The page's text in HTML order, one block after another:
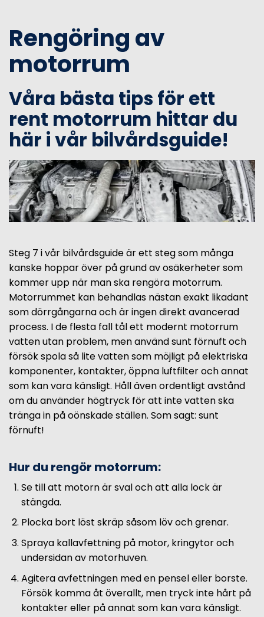
Rengöring av
motorrum
Våra bästa tips för ett
rent motorrum hittar du
här i vår bilvårdsguide!
Steg 7 i vår bilvårdsguide är ett steg som många
kanske hoppar över på grund av osäkerheter som
kommer upp när man ska rengöra motorrum.
Motorrummet kan behandlas nästan exakt likadant
som dörrgångarna och är ingen direkt avancerad
process. I de flesta fall tål ett modernt motorrum
vatten utan problem, men använd sunt förnuft och
försök spola så lite vatten som möjligt på elektriska
komponenter, kontakter, öppna luftfilter och annat
som kan vara känsligt. Håll även ordentligt avstånd
om du använder högtryck för att inte vatten ska
tränga in på oönskade ställen. Som sagt: sunt
förnuft!
Hur du rengör motorrum:
Se till att motorn är sval och att alla lock är
stängda.
Plocka bort löst skräp såsom löv och grenar.
Spraya kallavfettning på motor, kringytor och
undersidan av motorhuven.
Agitera avfettningen med en pensel eller borste.
Försök komma åt överallt, men tryck inte hårt på
kontakter eller på annat som kan vara känsligt.